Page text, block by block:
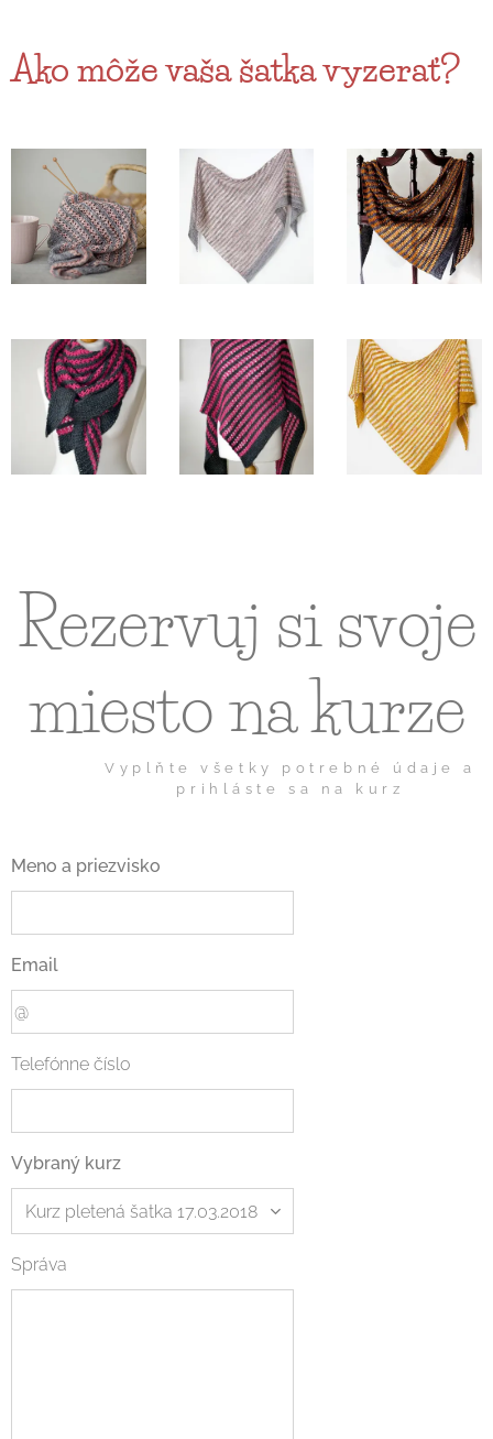
Ako môže vaša šatka vyzerať?
Rezervuj si svoje
miesto na kurze
Vyplňte všetky potrebné údaje a
prihláste sa na kurz
Meno a priezvisko
Email
Telefónne číslo
Vybraný kurz
Správa